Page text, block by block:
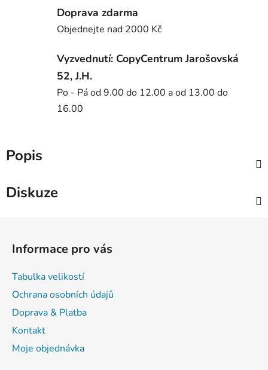
Doprava zdarma
Objednejte nad 2000 Kč
Vyzvednutí: CopyCentrum Jarošovská
52, J.H.
Po - Pá od 9.00 do 12.00 a od 13.00 do
16.00
Popis
Diskuze
Informace pro vás
Tabulka velikostí
Ochrana osobních údajů
Doprava & Platba
Kontakt
Moje objednávka